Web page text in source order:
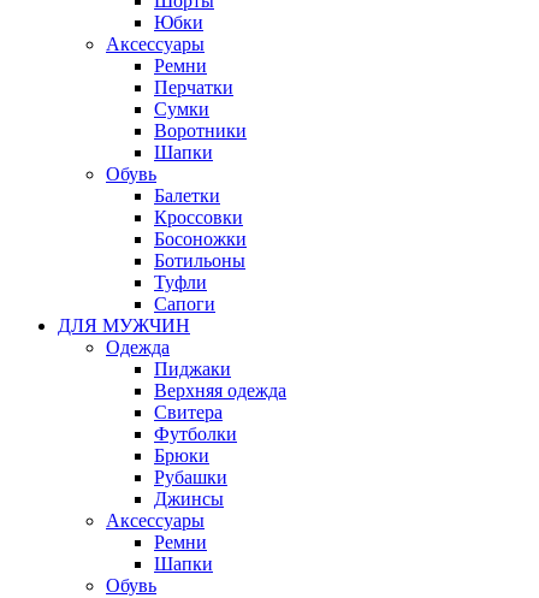
Юбки
Аксессуары
Ремни
Перчатки
Сумки
Воротники
Шапки
Обувь
Балетки
Кроссовки
Босоножки
Ботильоны
Туфли
Сапоги
ДЛЯ МУЖЧИН
Одежда
Пиджаки
Верхняя одежда
Свитера
Футболки
Брюки
Рубашки
Джинсы
Аксессуары
Ремни
Шапки
Обувь